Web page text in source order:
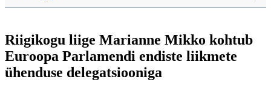
Riigikogu liige Marianne Mikko kohtub
Euroopa Parlamendi endiste liikmete
ühenduse delegatsiooniga